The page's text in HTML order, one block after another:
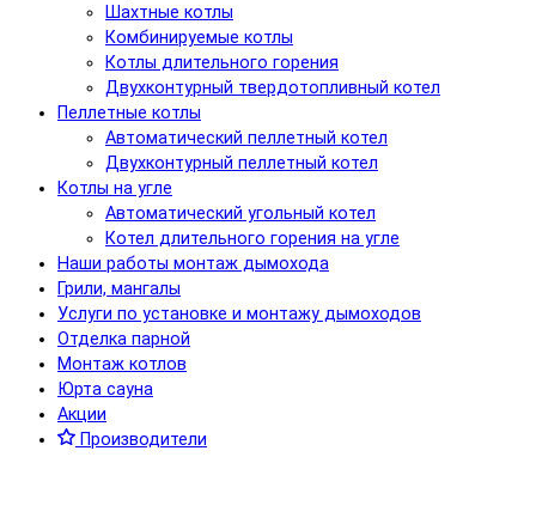
Шахтные котлы
Комбинируемые котлы
Котлы длительного горения
Двухконтурный твердотопливный котел
Пеллетные котлы
Автоматический пеллетный котел
Двухконтурный пеллетный котел
Котлы на угле
Автоматический угольный котел
Котел длительного горения на угле
Наши работы монтаж дымохода
Грили, мангалы
Услуги по установке и монтажу дымоходов
Отделка парной
Монтаж котлов
Юрта сауна
Акции
Производители